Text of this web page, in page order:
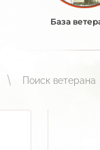
База
Поиск ветерана